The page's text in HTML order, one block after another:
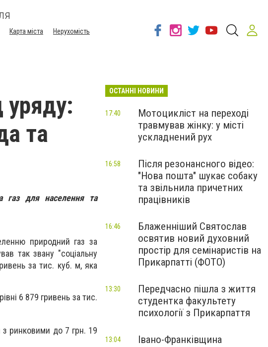
Карта міста
Нерухомість
уряду:
та
газ для населення та
природний газ за
так звану "соціальну
за тис. куб. м, яка
6 879 гривень за тис.
з ринковими до 7 грн. 19
ОСТАННІ НОВИНИ
Мотоцикліст на переході
травмував жінку: у місті
ускладнений рух
17:40
Після резонансного відео:
"Нова пошта" шукає собаку
та звільнила причетних
працівників
16:58
Блаженніший Святослав
освятив новий духовний
простір для семінаристів на
Прикарпатті (ФОТО)
16:46
Передчасно пішла з життя
студентка факультету
психології з Прикарпаття
13:30
Івано-Франківщина
13:04